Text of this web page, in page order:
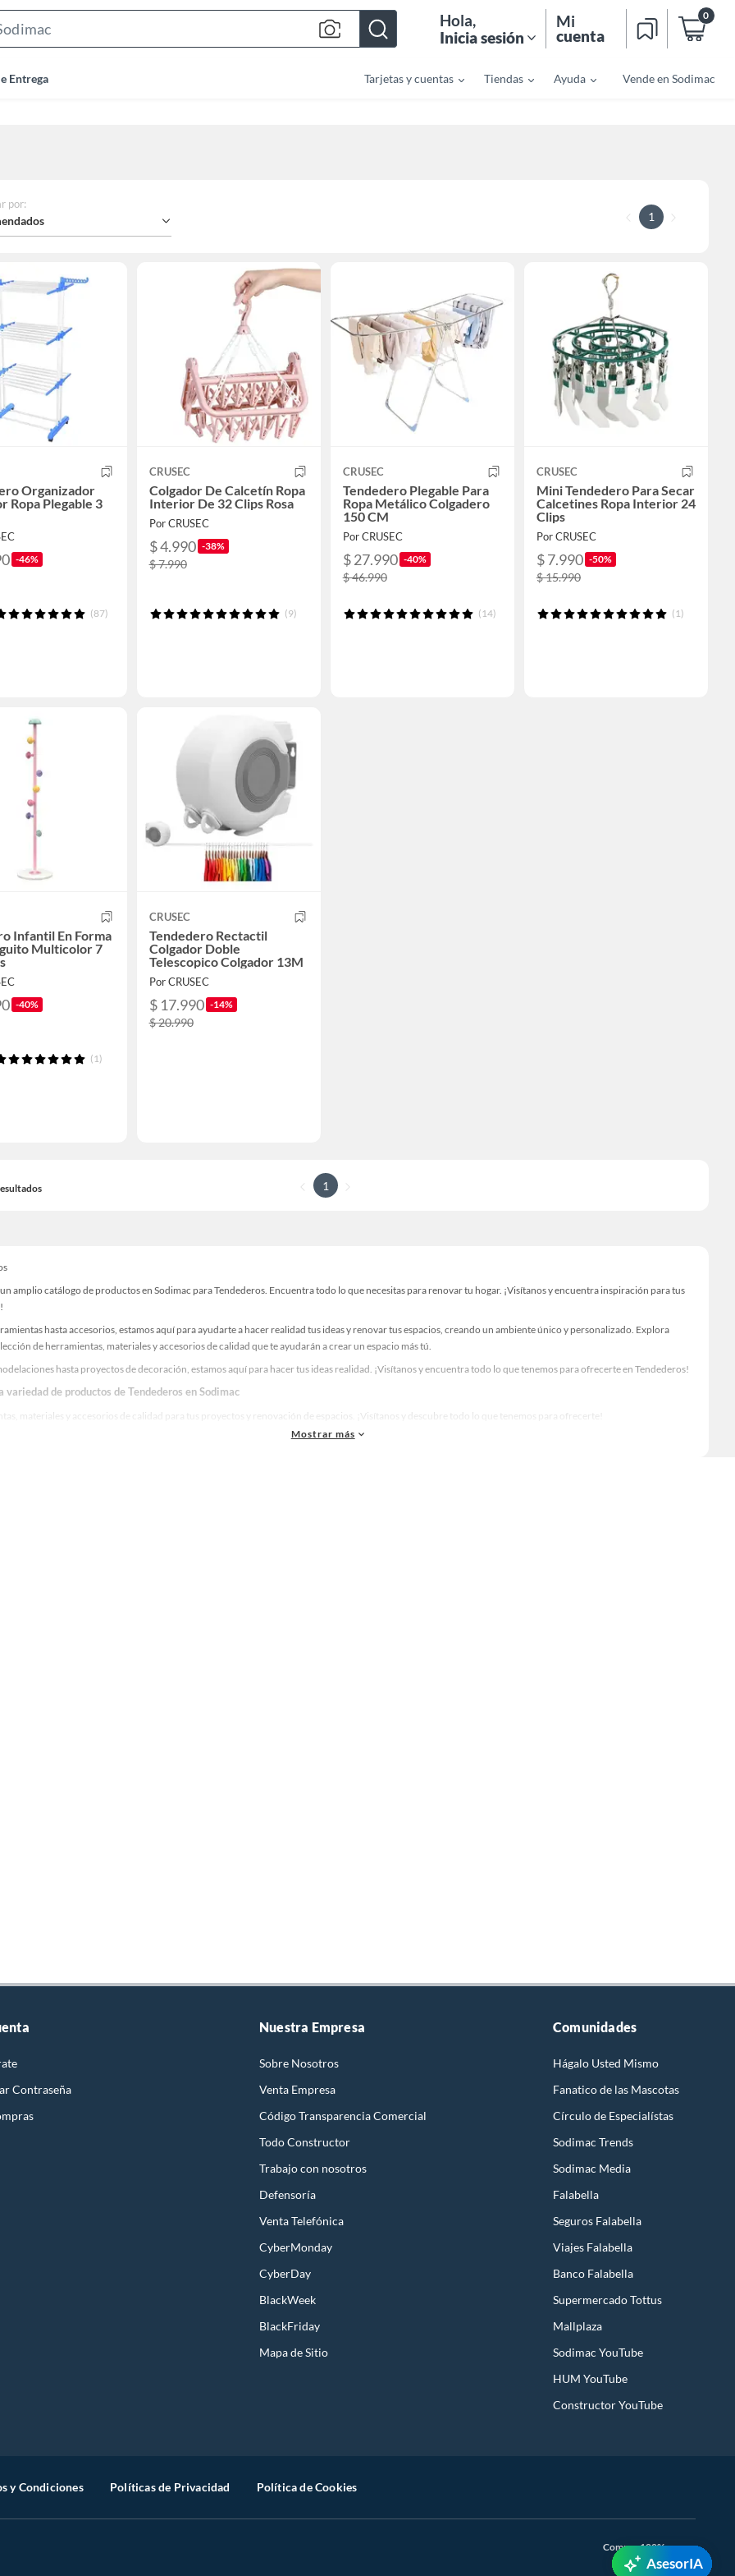
Bar
Hola,
Inicia sesión
Mi
cuenta
0
Entrega Tarjetas y cuentas Tiendas Ayuda Vende en Sodimac
por:
1
Organizador
Ropa Plegable 3
-46%
(87)
CRUSEC
Colgador De Calcetín Ropa
Interior De 32 Clips Rosa
Por CRUSEC
$ 4.990 -38%
$ 7.990
(9)
CRUSEC
Tendedero Plegable Para
Ropa Metálico Colgadero
150 CM
Por CRUSEC
$ 27.990 -40%
$ 46.990
(14)
CRUSEC
Mini Tendedero Para Secar
Calcetines Ropa Interior 24
Clips
Por CRUSEC
$ 7.990 -50%
$ 15.990
(1)
Infantil En Forma
Multicolor 7
-40%
(1)
CRUSEC
Tendedero Rectactil
Colgador Doble
Telescopico Colgador 13M
Por CRUSEC
$ 17.990 -14%
$ 20.990
1
amplio catálogo de productos en Sodimac para Tendederos. Encuentra todo lo que necesitas para renovar tu hogar. ¡Visítanos y encuentra inspiración para tus
hasta accesorios, estamos aquí para ayudarte a hacer realidad tus ideas y renovar tus espacios, creando un ambiente único y personalizado. Explora
de herramientas, materiales y accesorios de calidad que te ayudarán a crear un espacio más tú.
hasta proyectos de decoración, estamos aquí para hacer tus ideas realidad. ¡Visítanos y encuentra todo lo que tenemos para ofrecerte en Tendederos!
variedad de productos de Tendederos en Sodimac
materiales y accesorios de calidad para tus proyectos y renovación de espacios. ¡Visítanos y descubre todo lo que tenemos para ofrecerte!
una amplia variedad de productos de Tendederos en Sodimac. Encuentra todo lo necesario para tus proyectos de renovación y decoración. ¡Visítanos y haz tus
Mostrar más
Contraseña
Nuestra Empresa
Sobre Nosotros
Venta Empresa
Código Transparencia Comercial
Todo Constructor
Trabajo con nosotros
Defensoría
Venta Telefónica
CyberMonday
CyberDay
BlackWeek
BlackFriday
Mapa de Sitio
Comunidades
Hágalo Usted Mismo
Fanatico de las Mascotas
Círculo de Especialístas
Sodimac Trends
Sodimac Media
Falabella
Seguros Falabella
Viajes Falabella
Banco Falabella
Supermercado Tottus
Mallplaza
Sodimac YouTube
HUM YouTube
Constructor YouTube
y Condiciones Políticas de Privacidad Política de Cookies
Compra 100% segura
AsesorIA